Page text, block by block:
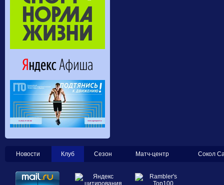
Новости Клуб Сезон Матч-центр Сокол